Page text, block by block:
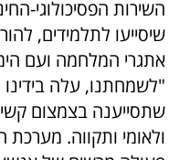
השירות הפסיכולוגי-
שיסייעו לתלמידים,
אתגרי המלחמה ועם
"לשמחתנו, עלה
שתסייענה בצמצום
ולאומי ותקווה. מערכת